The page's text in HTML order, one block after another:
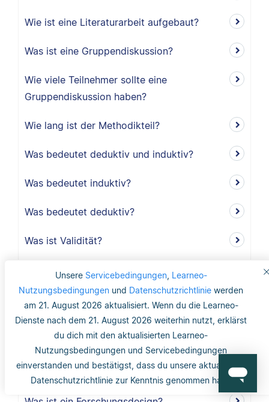
Unsere Servicebedingungen, Learneo-
Nutzungsbedingungen und Datenschutzrichtlinie werden
am 21. August 2026 aktualisiert. Wenn du die Learneo-
Dienste nach dem 21. August 2026 weiterhin nutzt, erklärst
du dich mit den aktualisierten Learneo-
Nutzungsbedingungen und Servicebedingungen
einverstanden und bestätigst, dass du unsere aktualisierte
Datenschutzrichtlinie zur Kenntnis genommen hast.
Wie ist eine Literaturarbeit aufgebaut?
Was ist eine Gruppendiskussion?
Wie viele Teilnehmer sollte eine
Gruppendiskussion haben?
Wie lang ist der Methodikteil?
Was bedeutet deduktiv und induktiv?
Was bedeutet induktiv?
Was bedeutet deduktiv?
Was ist Validität?
Was ist interne Validität?
Was versteht man unter Validität?
Was ist die Reliabilität?
Was ist mit dem Gütekriterium der
Objektivität gemeint?